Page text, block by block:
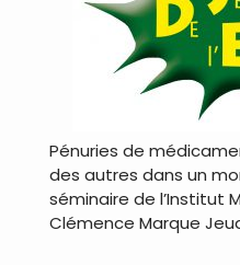
Pénuries de
des autres dans un
séminaire de l’Institut
Clémence Marque